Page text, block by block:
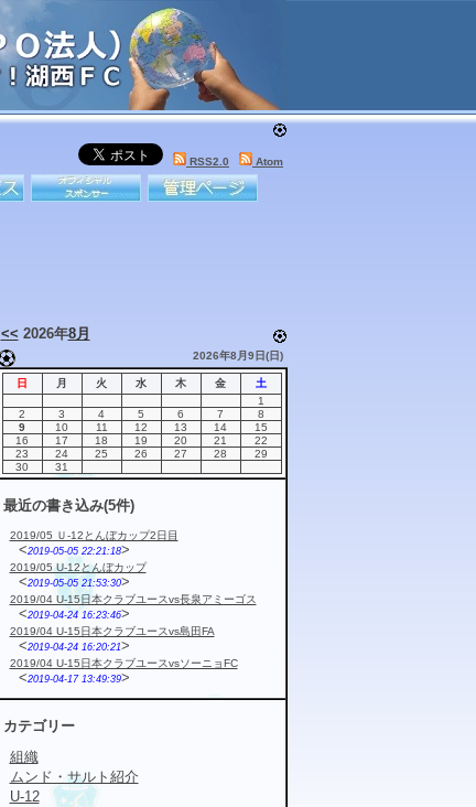
RSS2.0 Atom
<< 2026年8月
2026年8月9日(日)
日 月 火 水 木 金
土
1
2
3 4 5 6 7
8
9
10 11 12 13 14
15
16
17 18 19 20 21
22
23
24 25 26 27 28
29
30
31
最近の書き込み(5件)
2019/05 Ｕ-12とんぼカップ2日目
<2019-05-05 22:21:18>
2019/05 U-12とんぼカップ
<2019-05-05 21:53:30>
2019/04 U-15日本クラブユースvs長泉アミーゴス
<2019-04-24 16:23:46>
2019/04 U-15日本クラブユースvs島田FA
<2019-04-24 16:20:21>
2019/04 U-15日本クラブユースvsソーニョFC
<2019-04-17 13:49:39>
カテゴリー
組織
ムンド・サルト紹介
U-12